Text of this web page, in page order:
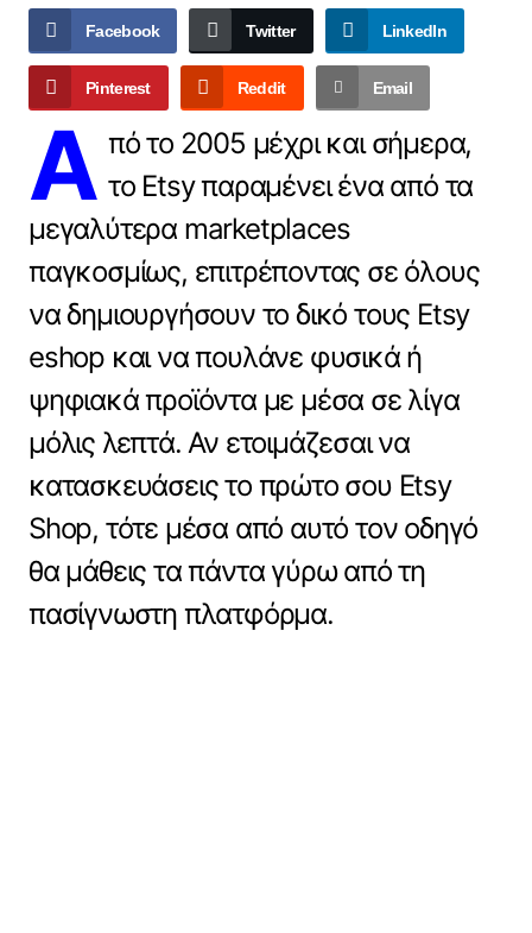
Facebook Twitter LinkedIn
Pinterest Reddit Email
Α πό το 2005 μέχρι και σήμερα,
το Etsy παραμένει ένα από τα
μεγαλύτερα marketplaces
παγκοσμίως, επιτρέποντας σε όλους
να δημιουργήσουν το δικό τους Etsy
eshop και να πουλάνε φυσικά ή
ψηφιακά προϊόντα με μέσα σε λίγα
μόλις λεπτά. Αν ετοιμάζεσαι να
κατασκευάσεις το πρώτο σου Etsy
Shop, τότε μέσα από αυτό τον οδηγό
θα μάθεις τα πάντα γύρω από τη
πασίγνωστη πλατφόρμα.